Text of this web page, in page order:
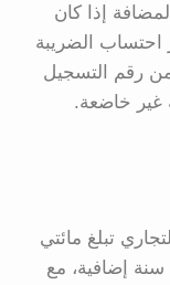
إذا كان
احتساب الضريبة
رقم التسجيل
غير خاضعة.
تبلغ مائتي
سنة إضافية، مع